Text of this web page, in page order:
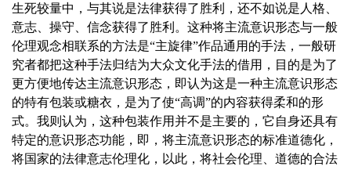
生死较量中，与其说是法律获得了胜利，还不如说是人格、
意志、操守、信念获得了胜利。这种将主流意识形态与一般
伦理观念相联系的方法是“主旋律”作品通用的手法，一般研
究者都把这种手法归结为大众文化手法的借用，目的是为了
更方便地传达主流意识形态，即认为这是一种主流意识形态
的特有包装或糖衣，是为了使“高调”的内容获得柔和的形
式。我则认为，这种包装作用并不是主要的，它自身还具有
特定的意识形态功能，即，将主流意识形态的标准道德化，
将国家的法律意志伦理化，以此，将社会伦理、道德的合法